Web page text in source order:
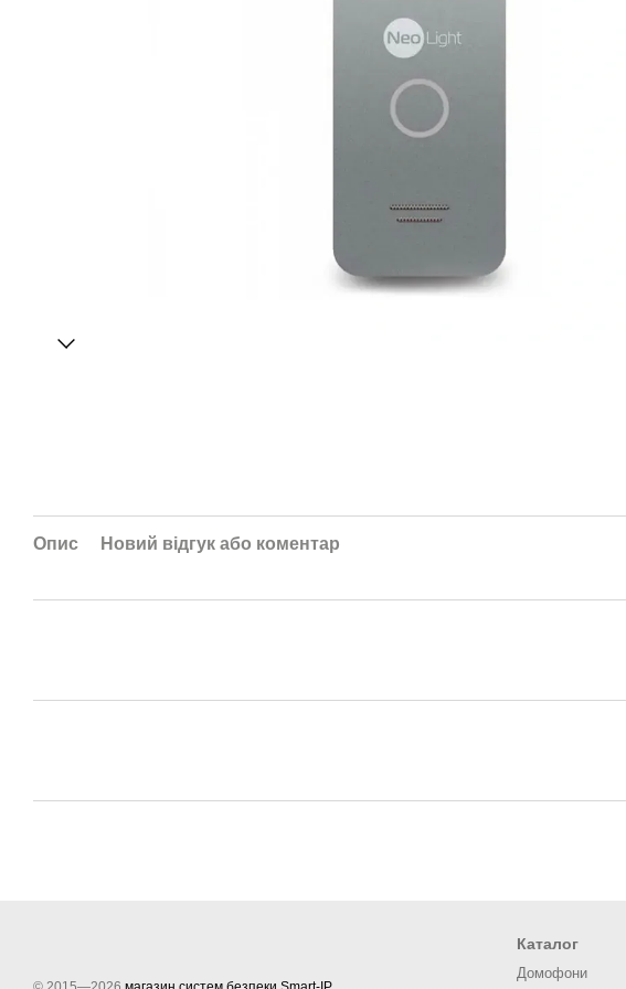
Опис Новий відгук або коментар
Каталог
Домофони